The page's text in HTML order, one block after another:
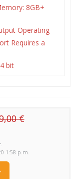
8GB+
Operating
Requires a
bit
€
1:58 p.m.